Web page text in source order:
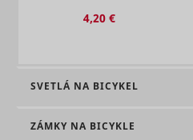
4,20 €
SVETLÁ NA BICYKEL
ZÁMKY NA BICYKLE